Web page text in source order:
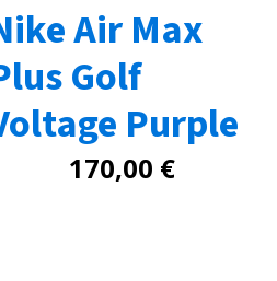
Air Max
Golf
Purple
170,00 €